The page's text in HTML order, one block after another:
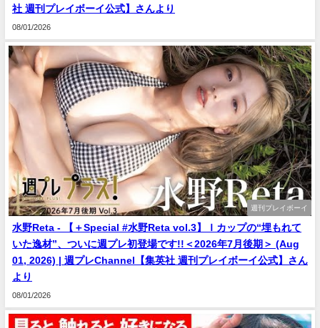
社 週刊プレイボーイ公式】さんより
08/01/2026
週刊プレイボーイ
水野Reta - 【＋Special #水野Reta vol.3】Ｉカップの“埋もれて
いた逸材”、ついに週プレ初登場です!!＜2026年7月後期＞ (Aug
01, 2026) | 週プレChannel【集英社 週刊プレイボーイ公式】さん
より
08/01/2026